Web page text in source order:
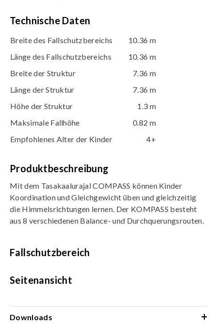
Technische Daten
Breite des Fallschutzbereichs
10.36 m
Länge des Fallschutzbereichs
10.36 m
Breite der Struktur
7.36 m
Länge der Struktur
7.36 m
Höhe der Struktur
1.3 m
Maksimale Fallhöhe
0.82 m
Empfohlenes Alter der Kinder
4+
Produktbeschreibung
Mit dem Tasakaalurajal COMPASS können Kinder
Koordination und Gleichgewicht üben und gleichzeitig
die Himmelsrichtungen lernen. Der KOMPASS besteht
aus 8 verschiedenen Balance- und Durchquerungsrouten.
Fallschutzbereich
Seitenansicht
Downloads +